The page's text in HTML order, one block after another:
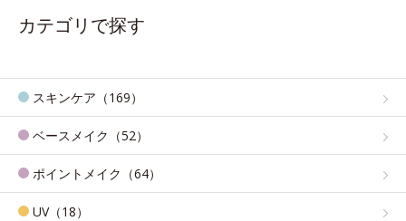
カテゴリで探す
スキンケア（169）
ベースメイク（52）
ポイントメイク（64）
UV（18）